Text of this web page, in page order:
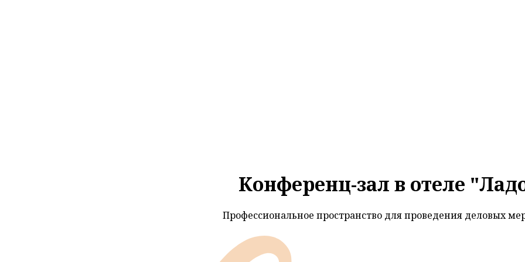
Конференц-зал в отеле
Профессиональное пространство для проведения деловых